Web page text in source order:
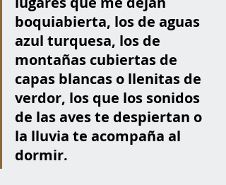
boquiabierta, los de aguas
azul turquesa, los de
montañas cubiertas de
capas blancas o llenitas de
verdor, los que los sonidos
de las aves te despiertan o
la lluvia te acompaña al
dormir.